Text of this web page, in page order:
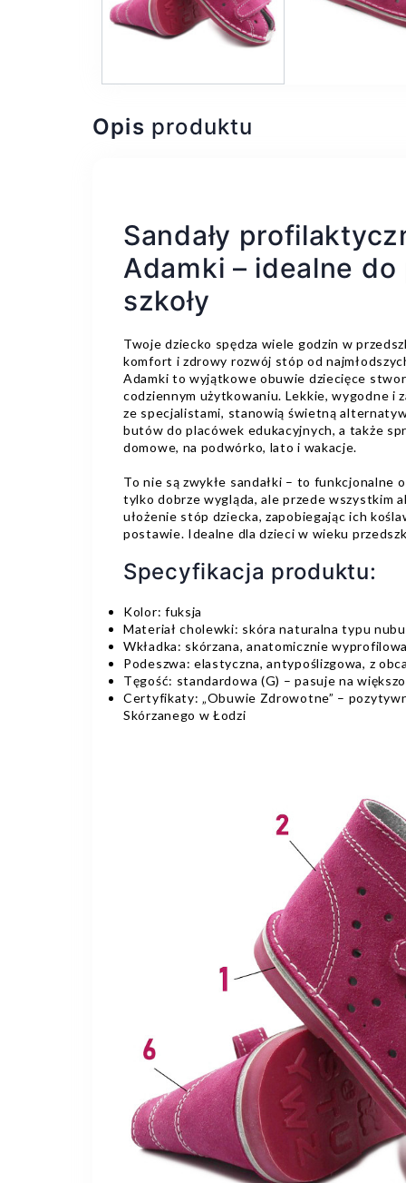
Opis produktu
Sandały
Adamki – idealne
szkoły
Twoje dziecko spędza wiele godzin w
komfort i zdrowy rozwój stóp od
Adamki to wyjątkowe obuwie dziecięce
codziennym użytkowaniu. Lekkie, wygodne i
ze specjalistami, stanowią świetną
butów do placówek edukacyjnych, a także
domowe, na podwórko, lato i wakacje.
To nie są zwykłe sandałki – to
tylko dobrze wygląda, ale przede wszystkim
ułożenie stóp dziecka, zapobiegając ich
postawie. Idealne dla dzieci w wieku
Specyfikacja produktu:
Kolor: fuksja
Materiał cholewki: skóra naturalna typu
Wkładka: skórzana, anatomicznie
Podeszwa: elastyczna, antypoślizgowa, z
Tęgość: standardowa (G) – pasuje na
Certyfikaty: „Obuwie Zdrowotne” –
Skórzanego w Łodzi